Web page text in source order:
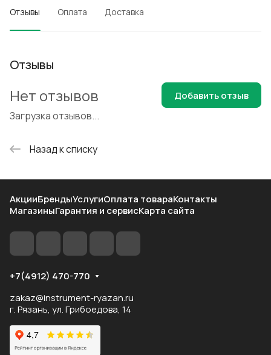
Отзывы Оплата Доставка
Отзывы
Загрузка отзывов...
Нет отзывов Добавить отзыв
Назад к списку
АкцииБрендыУслугиОплата товараКонтакты
МагазиныГарантия и сервисКарта сайта
+7(4912) 470-770
zakaz@instrument-ryazan.ru
г. Рязань, ул. Грибоедова, 14